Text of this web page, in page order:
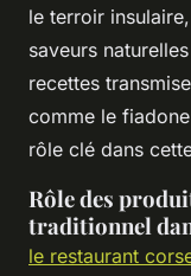
le terroir
saveurs
recettes
comme le
rôle clé dans
Rôle des
traditionnel
le restaurant